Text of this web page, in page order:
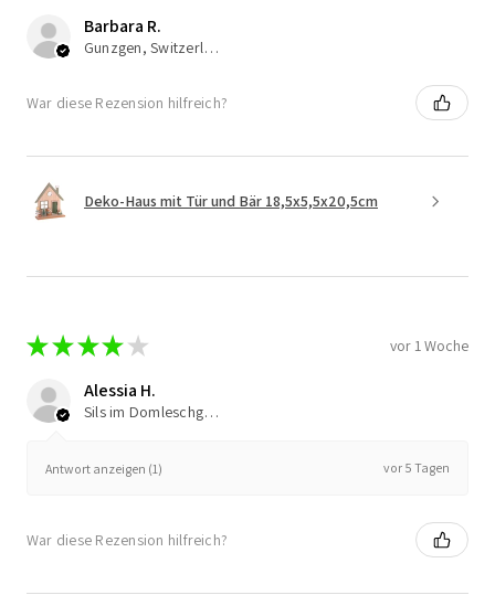
Barbara R.
Gunzgen, Switzerland
War diese Rezension hilfreich?
Deko-Haus mit Tür und Bär 18,5x5,5x20,5cm
★★ ★★ ★ vor 1 Woche
Alessia H.
Sils im Domleschg, Switzerland
Antwort anzeigen (1) vor 5 Tagen
War diese Rezension hilfreich?